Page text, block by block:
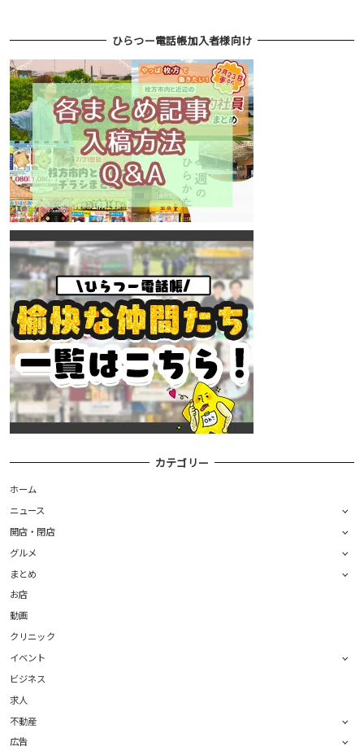
ひらつー電話帳加入者様向け
カテゴリー
ホーム
ニュース
開店・閉店
グルメ
まとめ
お店
動画
クリニック
イベント
ビジネス
求人
不動産
広告